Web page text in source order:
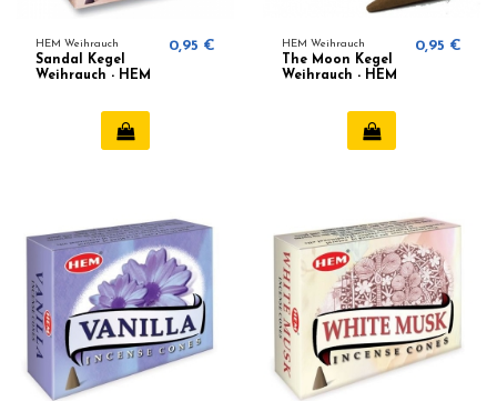
HEM Weihrauch
Sandal Kegel
Weihrauch - HEM
0,95 € HEM Weihrauch
The Moon Kegel
Weihrauch - HEM
0,95 €